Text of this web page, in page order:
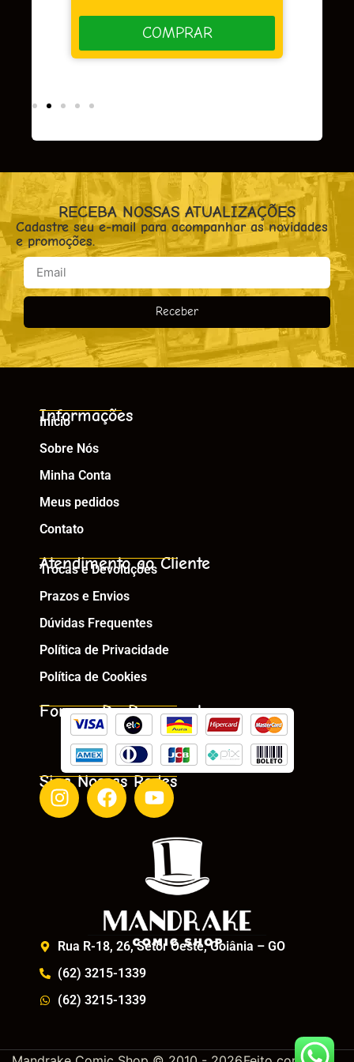
COMPRAR
RECEBA NOSSAS ATUALIZAÇÕES
Cadastre seu e-mail para acompanhar as novidades
e promoções.
Receber
Informações
Início
Sobre Nós
Minha Conta
Meus pedidos
Contato
Atendimento ao Cliente
Trocas e Devoluções
Prazos e Envios
Dúvidas Frequentes
Política de Privacidade
Política de Cookies
Formas De Pagamento
Siga Nossas Redes
Rua R-18, 26, Setor Oeste, Goiânia – GO
(62) 3215-1339
(62) 3215-1339